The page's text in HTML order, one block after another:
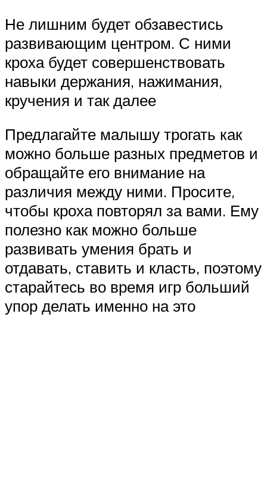
Не лишним будет обзавестись
развивающим центром. С ними
кроха будет совершенствовать
навыки держания, нажимания,
кручения и так далее
Предлагайте малышу трогать как
можно больше разных предметов и
обращайте его внимание на
различия между ними. Просите,
чтобы кроха повторял за вами. Ему
полезно как можно больше
развивать умения брать и
отдавать, ставить и класть, поэтому
старайтесь во время игр больший
упор делать именно на это